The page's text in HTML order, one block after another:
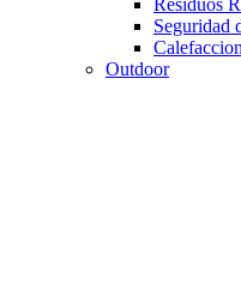
Seguridad
Calefaccion
Outdoor